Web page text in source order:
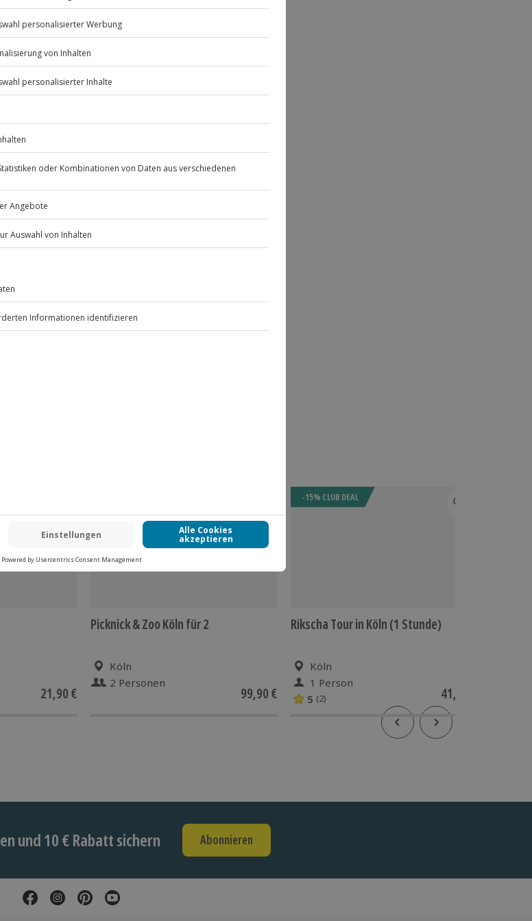
Teil Outdoor
© OpenStreetMaps
GmbH
21,90 €
Picknick & Zoo Köln für 2
Köln
2 Personen
99,90 €
-15% CLUB DEAL
Rikscha Tour in Köln (1 Stunde)
Köln
1 Person
5 (2) 41,90 €
und 10 € Rabatt sichern Abonnieren